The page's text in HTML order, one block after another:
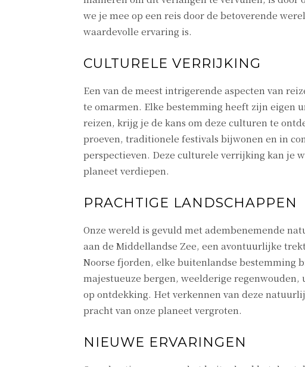
we je mee op een reis door de betoverende
waardevolle ervaring is.
CULTURELE VERRIJKING
Een van de meest intrigerende aspecten van
te omarmen. Elke bestemming heeft zijn eigen
reizen, krijg je de kans om deze culturen te
proeven, traditionele festivals bijwonen en in
perspectieven. Deze culturele verrijking kan je
planeet verdiepen.
PRACHTIGE LANDSCHAPPEN
Onze wereld is gevuld met adembenemende
aan de Middellandse Zee, een avontuurlijke
Noorse fjorden, elke buitenlandse bestemming
majestueuze bergen, weelderige
op ontdekking. Het verkennen van deze
pracht van onze planeet vergroten.
NIEUWE ERVARINGEN